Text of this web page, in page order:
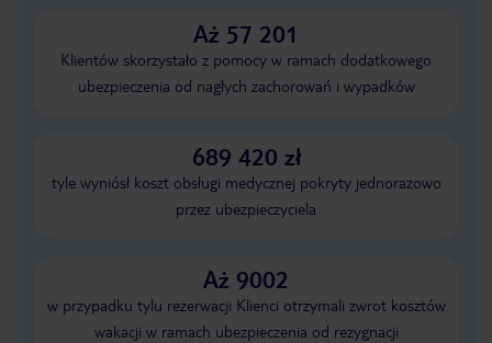
Aż 57 201
Klientów skorzystało z pomocy w ramach dodatkowego
ubezpieczenia od nagłych zachorowań i wypadków
689 420 zł
tyle wyniósł koszt obsługi medycznej pokryty jednorazowo
przez ubezpieczyciela
Aż 9002
w przypadku tylu rezerwacji Klienci otrzymali zwrot kosztów
wakacji w ramach ubezpieczenia od rezygnacji